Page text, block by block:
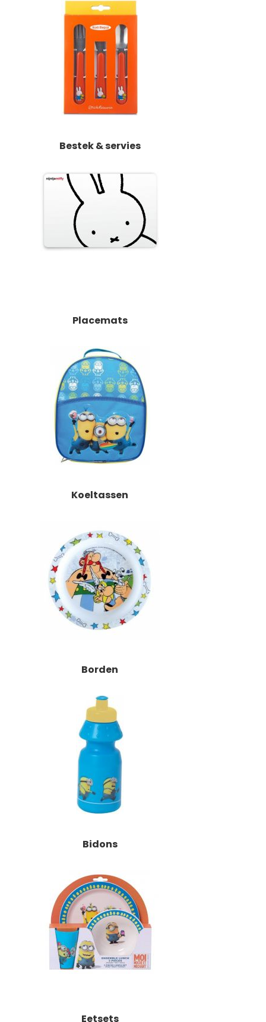
Bestek & servies
Placemats
Koeltassen
Borden
Bidons
Eetsets